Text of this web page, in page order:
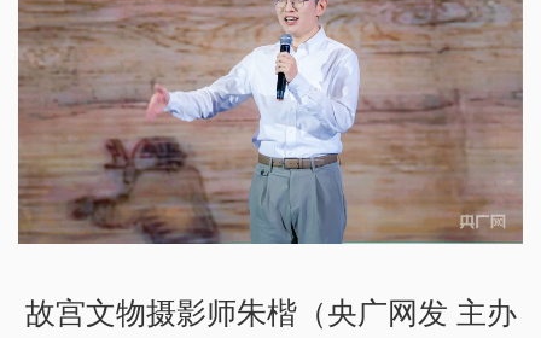
故宫文物摄影师朱楷（央广网发 主办